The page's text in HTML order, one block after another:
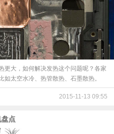
更大，如何解决发热这个问题呢？各家
太空水冷、热管散热、石墨散热。
2015-11-13 09:55
盘点